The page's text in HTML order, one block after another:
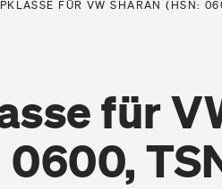
FÜR VW SHARAN (HSN:
für
0600,